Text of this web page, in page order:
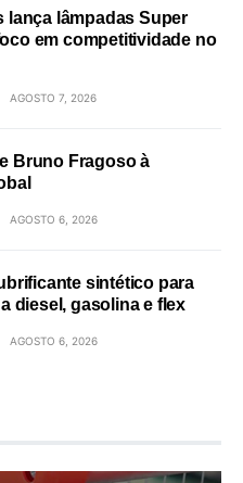
lança lâmpadas Super
em competitividade no
AGOSTO 7, 2026
Bruno Fragoso à
AGOSTO 6, 2026
sintético para
diesel, gasolina e flex
AGOSTO 6, 2026